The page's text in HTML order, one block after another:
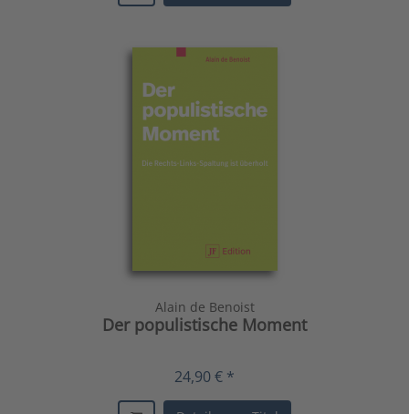
Alain de Benoist
Der populistische Moment
24,90 € *